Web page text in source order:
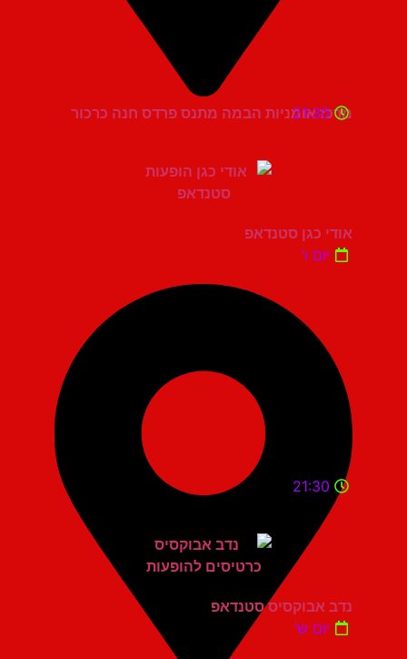
מרכז אומניות הבמה מתנס פרדס חנה כרכור
21:30
אודי כגן סטנדאפ
יום ו'
21:30
נדב אבוקסיס סטנדאפ
יום ש'